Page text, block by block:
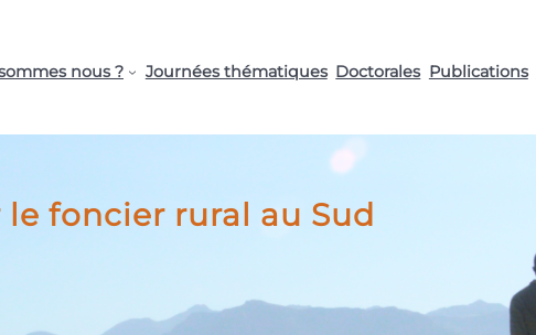
nous ? Journées thématiques Doctorales Publications
le foncier rural au Sud